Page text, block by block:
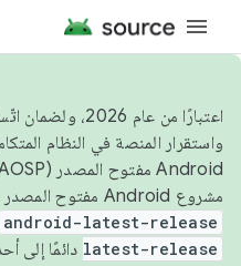
اعتبارًا من عام
واستقرار المنصة في النظام
مشروع Android مفتوح المصدر والمساهمة فيه، استخدِم
android-latest-release
latest-release دائمًا إلى